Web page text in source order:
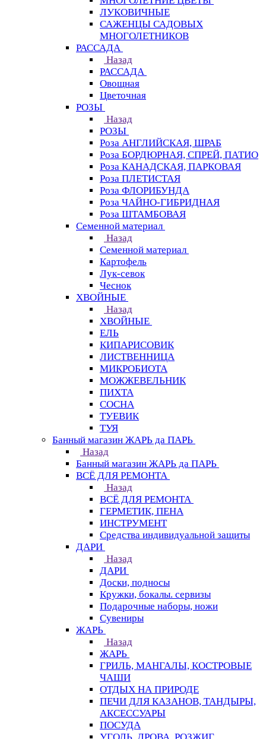
ЛУКОВИЧНЫЕ
САЖЕНЦЫ САДОВЫХ
МНОГОЛЕТНИКОВ
РАССАДА
Назад
РАССАДА
Овощная
Цветочная
РОЗЫ
Назад
РОЗЫ
Роза АНГЛИЙСКАЯ, ШРАБ
Роза БОРДЮРНАЯ, СПРЕЙ, ПАТИО
Роза КАНАДСКАЯ, ПАРКОВАЯ
Роза ПЛЕТИСТАЯ
Роза ФЛОРИБУНДА
Роза ЧАЙНО-ГИБРИДНАЯ
Роза ШТАМБОВАЯ
Семенной материал
Назад
Семенной материал
Картофель
Лук-севок
Чеснок
ХВОЙНЫЕ
Назад
ХВОЙНЫЕ
ЕЛЬ
КИПАРИСОВИК
ЛИСТВЕННИЦА
МИКРОБИОТА
МОЖЖЕВЕЛЬНИК
ПИХТА
СОСНА
ТУЕВИК
ТУЯ
Банный магазин ЖАРЬ да ПАРЬ
Назад
Банный магазин ЖАРЬ да ПАРЬ
ВСЁ ДЛЯ РЕМОНТА
Назад
ВСЁ ДЛЯ РЕМОНТА
ГЕРМЕТИК, ПЕНА
ИНСТРУМЕНТ
Средства индивидуальной защиты
ДАРИ
Назад
ДАРИ
Доски, подносы
Кружки, бокалы. сервизы
Подарочные наборы, ножи
Сувениры
ЖАРЬ
Назад
ЖАРЬ
ГРИЛЬ, МАНГАЛЫ, КОСТРОВЫЕ
ЧАШИ
ОТДЫХ НА ПРИРОДЕ
ПЕЧИ ДЛЯ КАЗАНОВ, ТАНДЫРЫ,
АКСЕССУАРЫ
ПОСУДА